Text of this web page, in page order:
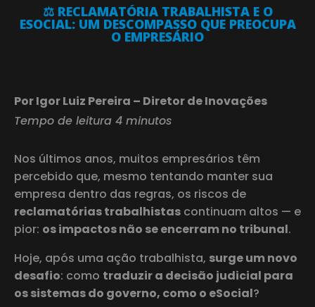
⚖️ RECLAMATÓRIA TRABALHISTA E O
ESOCIAL: UM DESCOMPASSO QUE PREOCUPA
O EMPRESÁRIO
Por Igor Luiz Pereira – Diretor de Inovações
Tempo de leitura 4 minutos
Nos últimos anos, muitos empresários têm
percebido que, mesmo tentando manter sua
empresa dentro das regras, os riscos de
reclamatórias trabalhistas continuam altos — e
pior: os impactos não se encerram no tribunal.
Hoje, após uma ação trabalhista, surge um novo
desafio: como traduzir a decisão judicial para
os sistemas do governo, como o eSocial?